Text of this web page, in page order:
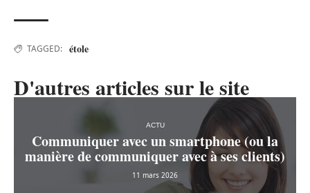
TAGGED: étole
D'autres articles sur le site
ACTU
Communiquer avec un smartphone (ou la
manière de communiquer avec à ses clients)
11 mars 2026